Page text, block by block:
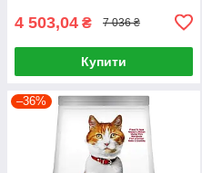
4 503,04 ₴ 7 036 ₴
Купити
–36%